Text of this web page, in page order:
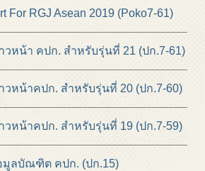
For RGJ Asean 2019 (Poko7-61)
หน้า คปก. สำหรับรุ่นที่ 21 (ปก.7-61)
หน้าคปก. สำหรับรุ่นที่ 20 (ปก.7-60)
หน้าคปก. สำหรับรุ่นที่ 19 (ปก.7-59)
ลบัณฑิต คปก. (ปก.15)